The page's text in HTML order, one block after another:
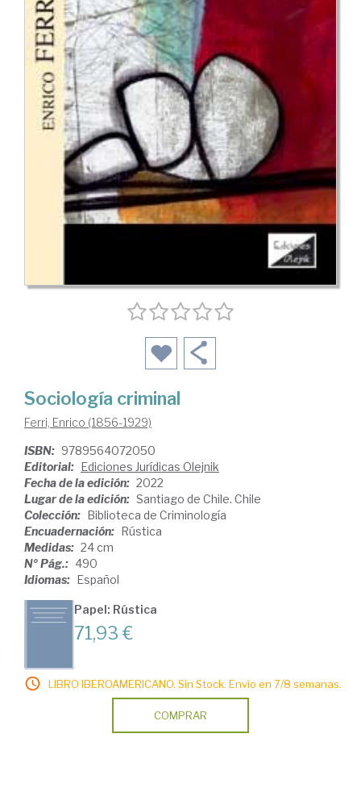
Sociología criminal
Ferri, Enrico (1856-1929)
ISBN: 9789564072050
Editorial:
Ediciones Jurídicas Olejnik
Fecha de la edición: 2022
Lugar de la edición: Santiago de Chile. Chile
Colección:
Biblioteca de Criminología
Encuadernación:
Rústica
Medidas: 24 cm
Nº Pág.: 490
Idiomas:
Español
Papel: Rústica
71,93 €
LIBRO IBEROAMERICANO. Sin Stock. Envío en 7/8 semanas.
COMPRAR